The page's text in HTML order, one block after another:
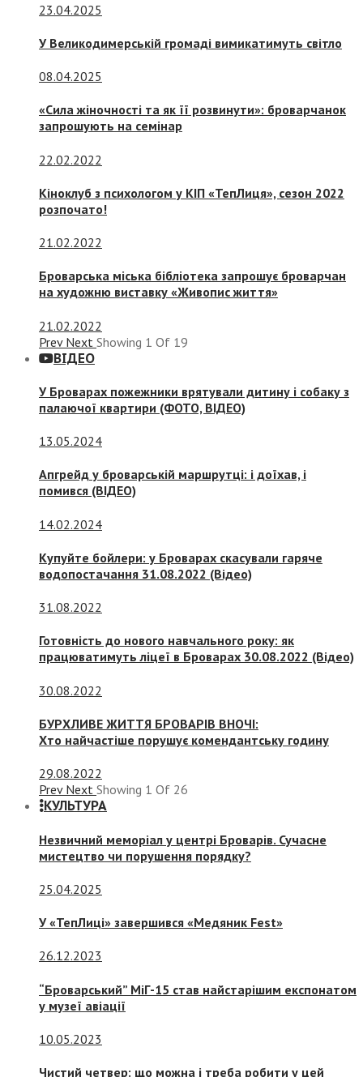
23.04.2025
У Великодимерській громаді вимикатимуть світло
08.04.2025
«Сила жіночності та як її розвинути»: броварчанок
запрошують на семінар
22.02.2022
Кіноклуб з психологом у КІП «ТепЛиця», сезон 2022
розпочато!
21.02.2022
Броварська міська бібліотека запрошує броварчан
на художню виставку «Живопис життя»
21.02.2022
Prev Next Showing 1 Of 19
ВІДЕО
У Броварах пожежники врятували дитину і собаку з
палаючої квартири (ФОТО, ВІДЕО)
13.05.2024
Апгрейд у броварській маршрутці: і доїхав, і
помився (ВІДЕО)
14.02.2024
Купуйте бойлери: у Броварах скасували гаряче
водопостачання 31.08.2022 (Відео)
31.08.2022
Готовність до нового навчального року: як
працюватимуть ліцеї в Броварах 30.08.2022 (Відео)
30.08.2022
БУРХЛИВЕ ЖИТТЯ БРОВАРІВ ВНОЧІ:
Хто найчастіше порушує комендантську годину
29.08.2022
Prev Next Showing 1 Of 26
КУЛЬТУРА
Незвичний меморіал у центрі Броварів. Сучасне
мистецтво чи порушення порядку?
25.04.2025
У «ТепЛиці» завершився «Медяник Fest»
26.12.2023
“Броварський” МіГ-15 став найстарішим експонатом
у музеї авіації
10.05.2023
Чистий четвер: що можна і треба робити у цей